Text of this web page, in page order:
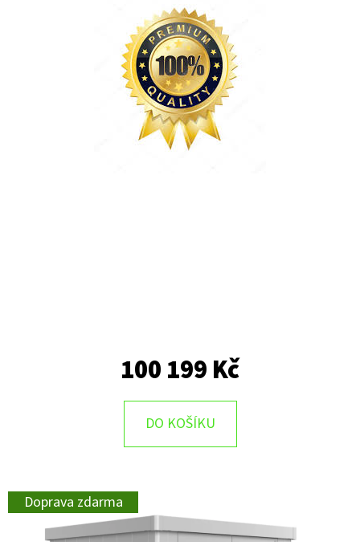
100 199 Kč
DO KOŠÍKU
Doprava zdarma